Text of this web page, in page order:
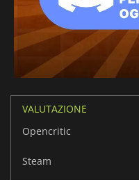
VALUTAZIONE
Opencritic
Steam